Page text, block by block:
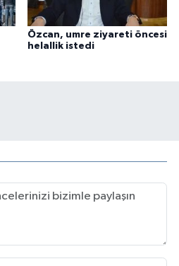
Özcan, umre ziyareti öncesi
helallik istedi